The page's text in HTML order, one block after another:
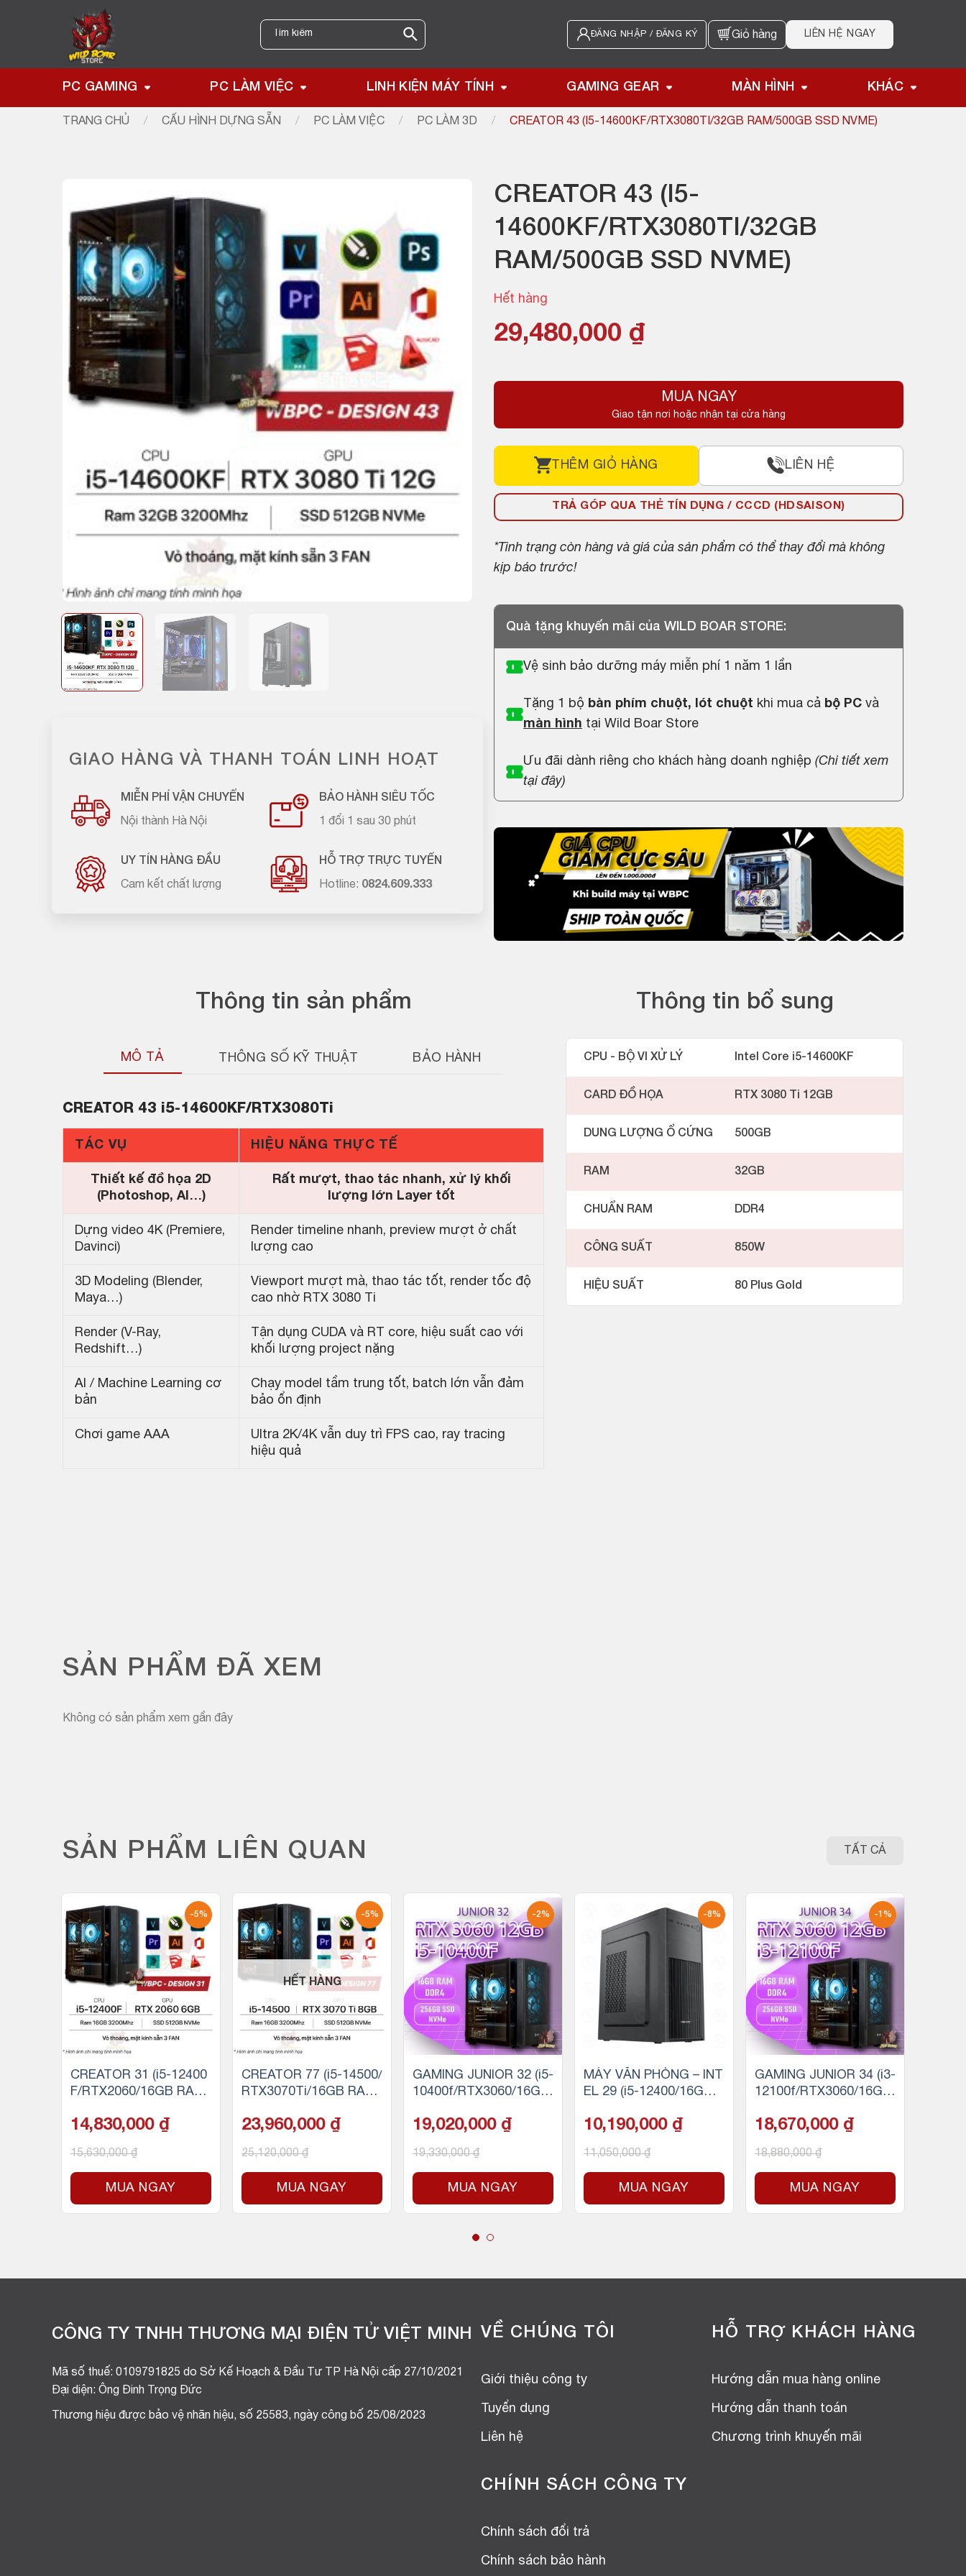
Tìm
kiếm:
ĐĂNG NHẬP / ĐĂNG KÝ Giỏ hàng LIÊN HỆ NGAY
PC GAMING PC LÀM VIỆC LINH KIỆN MÁY TÍNH GAMING GEAR MÀN HÌNH KHÁC
TRANG CHỦ / CẤU HÌNH DỰNG SẴN / PC LÀM VIỆC / PC LÀM 3D / CREATOR 43 (I5-14600KF/RTX3080TI/32GB RAM/500GB SSD NVME)
GIAO HÀNG VÀ THANH TOÁN LINH HOẠT
MIỄN PHÍ VẬN CHUYỂN
Nội thành Hà Nội
BẢO HÀNH SIÊU TỐC
1 đổi 1 sau 30 phút
UY TÍN HÀNG ĐẦU
Cam kết chất lượng
HỖ TRỢ TRỰC TUYẾN
Hotline: 0824.609.333
CREATOR 43 (I5-
14600KF/RTX3080TI/32GB
RAM/500GB SSD NVME)
Hết hàng
29,480,000 ₫
MUA NGAY
Giao tận nơi hoặc nhận tại cửa hàng
THÊM GIỎ HÀNG LIÊN HỆ
TRẢ GÓP QUA THẺ TÍN DỤNG / CCCD (HDSAISON)
*Tình trạng còn hàng và giá của sản phẩm có thể thay đổi mà không
kịp báo trước!
Quà tặng khuyến mãi của WILD BOAR STORE:
Vệ sinh bảo dưỡng máy miễn phí 1 năm 1 lần
Tặng 1 bộ bàn phím chuột, lót chuột khi mua cả bộ PC và
màn hình tại Wild Boar Store
Ưu đãi dành riêng cho khách hàng doanh nghiệp (Chi tiết xem
tại đây)
Thông tin sản phẩm
MÔ TẢ THÔNG SỐ KỸ THUẬT BẢO HÀNH
CREATOR 43 i5-14600KF/RTX3080Ti
TÁC VỤ HIỆU NĂNG THỰC TẾ
Thiết kế đồ họa 2D
(Photoshop, AI…)
Rất mượt, thao tác nhanh, xử lý khối
lượng lớn Layer tốt
Dựng video 4K (Premiere,
Davinci)
Render timeline nhanh, preview mượt ở chất
lượng cao
3D Modeling (Blender,
Maya…)
Viewport mượt mà, thao tác tốt, render tốc độ
cao nhờ RTX 3080 Ti
Render (V-Ray,
Redshift…)
Tận dụng CUDA và RT core, hiệu suất cao với
khối lượng project nặng
AI / Machine Learning cơ
bản
Chạy model tầm trung tốt, batch lớn vẫn đảm
bảo ổn định
Chơi game AAA
Ultra 2K/4K vẫn duy trì FPS cao, ray tracing
hiệu quả
Thông tin bổ sung
CPU - BỘ VI XỬ LÝ Intel Core i5-14600KF
CARD ĐỒ HỌA RTX 3080 Ti 12GB
DUNG LƯỢNG Ổ CỨNG 500GB
RAM 32GB
CHUẨN RAM DDR4
CÔNG SUẤT 850W
HIỆU SUẤT 80 Plus Gold
SẢN PHẨM ĐÃ XEM
Không có sản phẩm xem gần đây
SẢN PHẨM LIÊN QUAN TẤT CẢ
-5%
CREATOR 31 (i5-12400
F/RTX2060/16GB RAM/
14,830,000 ₫
15,630,000₫
MUA NGAY
-5%
HẾT HÀNG
CREATOR 77 (i5-14500/
RTX3070Ti/16GB RAM/
23,960,000 ₫
25,120,000₫
MUA NGAY
-2%
GAMING JUNIOR 32 (i5-
10400f/RTX3060/16GB
19,020,000 ₫
19,330,000₫
MUA NGAY
-8%
MÁY VĂN PHÒNG – INT
EL 29 (i5-12400/16GB R
10,190,000 ₫
11,050,000₫
MUA NGAY
-1%
GAMING JUNIOR 34 (i3-
12100f/RTX3060/16GB
18,670,000 ₫
18,880,000₫
MUA NGAY
CÔNG TY TNHH THƯƠNG MẠI ĐIỆN TỬ VIỆT MINH
Mã số thuế: 0109791825 do Sở Kế Hoạch & Đầu Tư TP Hà Nội cấp 27/10/2021
Đại diện: Ông Đinh Trọng Đức
Thương hiệu được bảo vệ nhãn hiệu, số 25583, ngày công bố 25/08/2023
VỀ CHÚNG TÔI
Giới thiệu công ty
Tuyển dụng
Liên hệ
HỖ TRỢ KHÁCH HÀNG
Hướng dẫn mua hàng online
Hướng dẫn thanh toán
Chương trình khuyến mãi
CHÍNH SÁCH CÔNG TY
Chính sách đổi trả
Chính sách bảo hành